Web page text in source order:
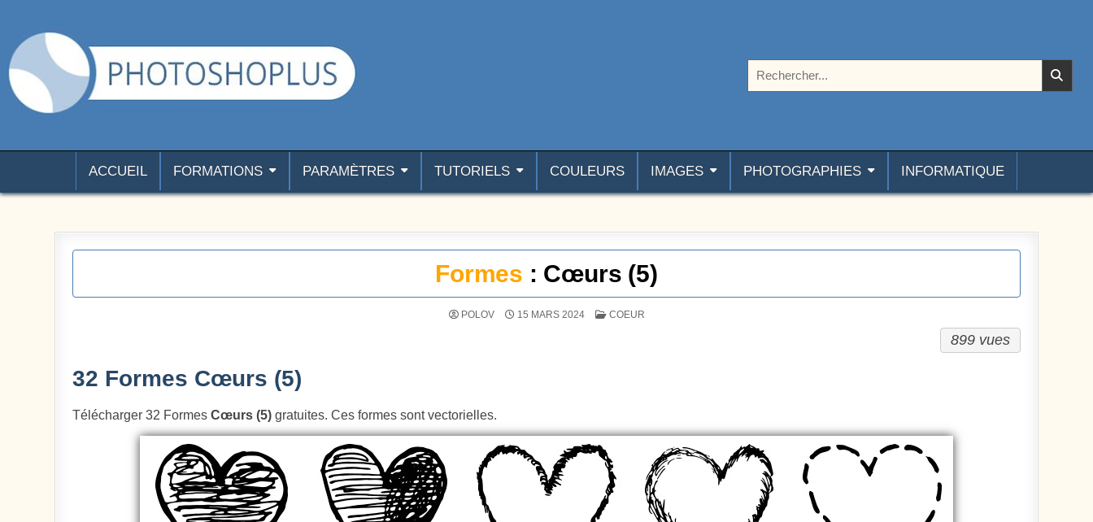
ACCUEIL FORMATIONS PARAMÈTRES TUTORIELS COULEURS IMAGES PHOTOGRAPHIES INFORMATIQUE
Formes : Cœurs (5)
POLOV 15 MARS 2024 POSTÉ DANS
COEUR
899 vues
32 Formes Cœurs (5)
Télécharger 32 FormesCœurs (5) gratuites. Ces formes sont vectorielles.